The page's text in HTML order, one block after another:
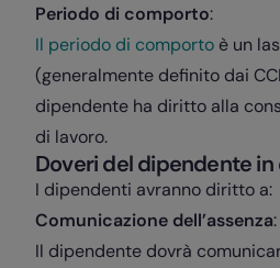
Periodo di comporto:
Il periodo di comporto è un
(generalmente definito dai
dipendente ha diritto alla
di lavoro.
Doveridel dipendente in
I dipendenti avranno diritto a:
Comunicazione dell’assenza:
Il dipendente dovrà